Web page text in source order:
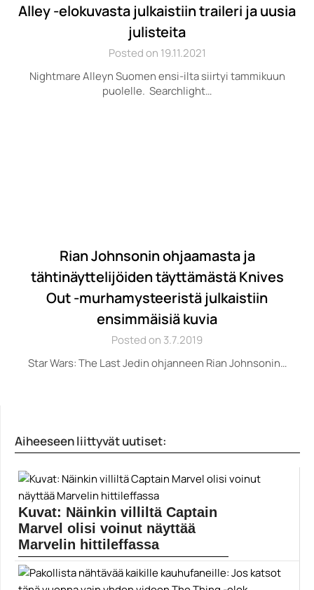
Alley -elokuvasta julkaistiin traileri ja uusia
julisteita
Posted on 19.11.2021
Nightmare Alleyn Suomen ensi-ilta siirtyi tammikuun
puolelle. Searchlight…
Rian Johnsonin ohjaamasta ja
tähtinäyttelijöiden täyttämästä Knives
Out -murhamysteeristä julkaistiin
ensimmäisiä kuvia
Posted on 3.7.2019
Star Wars: The Last Jedin ohjanneen Rian Johnsonin…
Aiheeseen liittyvät uutiset:
Kuvat: Näinkin villiltä Captain
Marvel olisi voinut näyttää
Marvelin hittileffassa
Captain Marvel -elokuvassa nähtiin sarjakuville